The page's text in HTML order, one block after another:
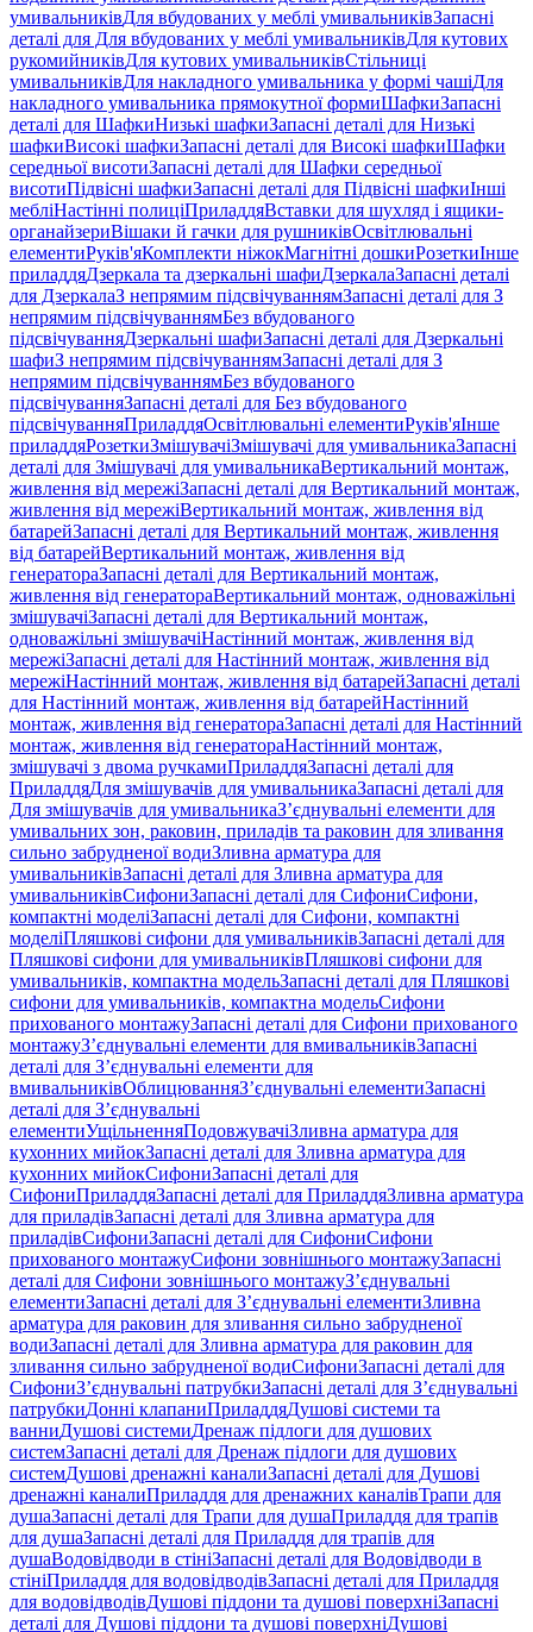
умивальниківДля вбудованих у меблі умивальниківЗапасні
деталі для Для вбудованих у меблі умивальниківДля кутових
рукомийниківДля кутових умивальниківСтільниці
умивальниківДля накладного умивальника у формі чашіДля
накладного умивальника прямокутної формиШафкиЗапасні
деталі для ШафкиНизькі шафкиЗапасні деталі для Низькі
шафкиВисокі шафкиЗапасні деталі для Високі шафкиШафки
середньої висотиЗапасні деталі для Шафки середньої
висотиПідвісні шафкиЗапасні деталі для Підвісні шафкиІнші
мебліНастінні полиціПриладдяВставки для шухляд і ящики-
органайзериВішаки й гачки для рушниківОсвітлювальні
елементиРуків'яКомплекти ніжокМагнітні дошкиРозеткиІнше
приладдяДзеркала та дзеркальні шафиДзеркалаЗапасні деталі
для ДзеркалаЗ непрямим підсвічуваннямЗапасні деталі для З
непрямим підсвічуваннямБез вбудованого
підсвічуванняДзеркальні шафиЗапасні деталі для Дзеркальні
шафиЗ непрямим підсвічуваннямЗапасні деталі для З
непрямим підсвічуваннямБез вбудованого
підсвічуванняЗапасні деталі для Без вбудованого
підсвічуванняПриладдяОсвітлювальні елементиРуків'яІнше
приладдяРозеткиЗмішувачіЗмішувачі для умивальникаЗапасні
деталі для Змішувачі для умивальникаВертикальний монтаж,
живлення від мережіЗапасні деталі для Вертикальний монтаж,
живлення від мережіВертикальний монтаж, живлення від
батарейЗапасні деталі для Вертикальний монтаж, живлення
від батарейВертикальний монтаж, живлення від
генератораЗапасні деталі для Вертикальний монтаж,
живлення від генератораВертикальний монтаж, одноважільні
змішувачіЗапасні деталі для Вертикальний монтаж,
одноважільні змішувачіНастінний монтаж, живлення від
мережіЗапасні деталі для Настінний монтаж, живлення від
мережіНастінний монтаж, живлення від батарейЗапасні деталі
для Настінний монтаж, живлення від батарейНастінний
монтаж, живлення від генератораЗапасні деталі для Настінний
монтаж, живлення від генератораНастінний монтаж,
змішувачі з двома ручкамиПриладдяЗапасні деталі для
ПриладдяДля змішувачів для умивальникаЗапасні деталі для
Для змішувачів для умивальникаЗ’єднувальні елементи для
умивальних зон, раковин, приладів та раковин для зливання
сильно забрудненої водиЗливна арматура для
умивальниківЗапасні деталі для Зливна арматура для
умивальниківСифониЗапасні деталі для СифониСифони,
компактні моделіЗапасні деталі для Сифони, компактні
моделіПляшкові сифони для умивальниківЗапасні деталі для
Пляшкові сифони для умивальниківПляшкові сифони для
умивальників, компактна модельЗапасні деталі для Пляшкові
сифони для умивальників, компактна модельСифони
прихованого монтажуЗапасні деталі для Сифони прихованого
монтажуЗ’єднувальні елементи для вмивальниківЗапасні
деталі для З’єднувальні елементи для
вмивальниківОблицюванняЗ’єднувальні елементиЗапасні
деталі для З’єднувальні
елементиУщільненняПодовжувачіЗливна арматура для
кухонних мийокЗапасні деталі для Зливна арматура для
кухонних мийокСифониЗапасні деталі для
СифониПриладдяЗапасні деталі для ПриладдяЗливна арматура
для приладівЗапасні деталі для Зливна арматура для
приладівСифониЗапасні деталі для СифониСифони
прихованого монтажуСифони зовнішнього монтажуЗапасні
деталі для Сифони зовнішнього монтажуЗ’єднувальні
елементиЗапасні деталі для З’єднувальні елементиЗливна
арматура для раковин для зливання сильно забрудненої
водиЗапасні деталі для Зливна арматура для раковин для
зливання сильно забрудненої водиСифониЗапасні деталі для
СифониЗ’єднувальні патрубкиЗапасні деталі для З’єднувальні
патрубкиДонні клапаниПриладдяДушові системи та
ванниДушові системиДренаж підлоги для душових
системЗапасні деталі для Дренаж підлоги для душових
системДушові дренажні каналиЗапасні деталі для Душові
дренажні каналиПриладдя для дренажних каналівТрапи для
душаЗапасні деталі для Трапи для душаПриладдя для трапів
для душаЗапасні деталі для Приладдя для трапів для
душаВодовідводи в стініЗапасні деталі для Водовідводи в
стініПриладдя для водовідводівЗапасні деталі для Приладдя
для водовідводівДушові піддони та душові поверхніЗапасні
деталі для Душові піддони та душові поверхніДушові